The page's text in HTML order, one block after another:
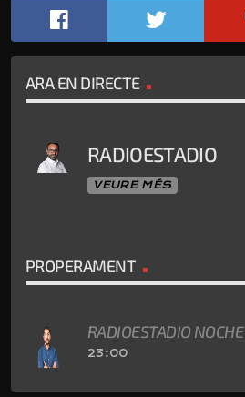
ARA EN DIRECTE
RADIOESTADIO
VEURE MÉS
PROPERAMENT
RADIOESTADIO NOCHE
23:00